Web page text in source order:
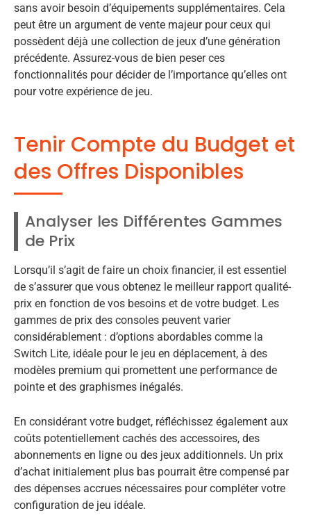
sans avoir besoin d’équipements supplémentaires. Cela
peut être un argument de vente majeur pour ceux qui
possèdent déjà une collection de jeux d’une génération
précédente. Assurez-vous de bien peser ces
fonctionnalités pour décider de l’importance qu’elles ont
pour votre expérience de jeu.
Tenir Compte du Budget et
des Offres Disponibles
Analyser les Différentes Gammes
de Prix
Lorsqu’il s’agit de faire un choix financier, il est essentiel
de s’assurer que vous obtenez le meilleur rapport qualité-
prix en fonction de vos besoins et de votre budget. Les
gammes de prix des consoles peuvent varier
considérablement : d’options abordables comme la
Switch Lite, idéale pour le jeu en déplacement, à des
modèles premium qui promettent une performance de
pointe et des graphismes inégalés.
En considérant votre budget, réfléchissez également aux
coûts potentiellement cachés des accessoires, des
abonnements en ligne ou des jeux additionnels. Un prix
d’achat initialement plus bas pourrait être compensé par
des dépenses accrues nécessaires pour compléter votre
configuration de jeu idéale.